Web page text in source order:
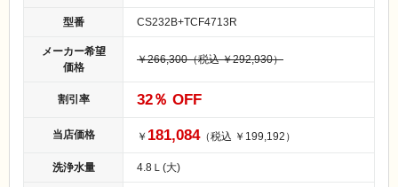
型番 CS232B+TCF4713R
メーカー希望
価格
￥266,300（税込 ￥292,930）
割引率 32％ OFF
当店価格 ￥ 181,084（税込 ￥199,192）
洗浄水量 4.8Ｌ(大)